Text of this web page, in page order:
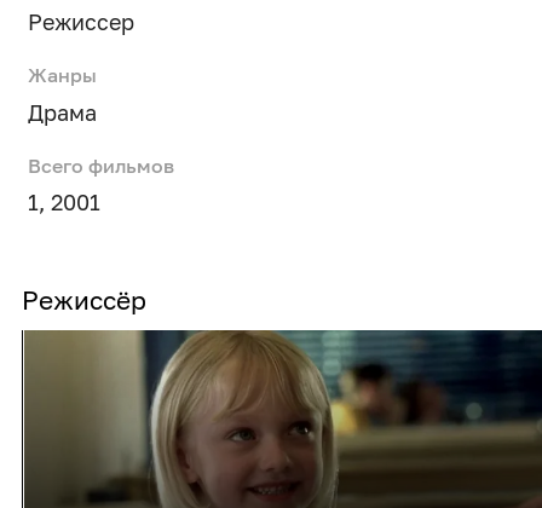
Режиссер
Жанры
Драма
Всего фильмов
1, 2001
Режиссёр